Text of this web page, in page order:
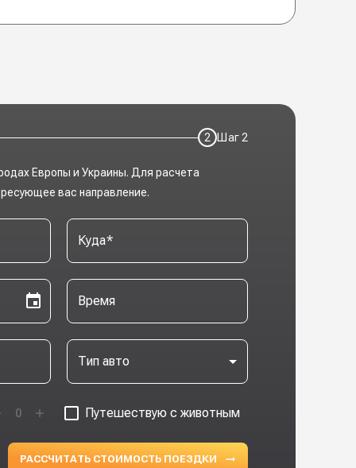
2 Шаг2
Европы и Украины. Для расчета
вас направление.
Куда*
Время
Тип авто
0 Путешествую с животным
РАССЧИТАТЬ СТОИМОСТЬ ПОЕЗДКИ